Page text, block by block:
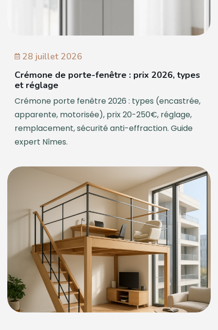
28 juillet 2026
Crémone de porte-fenêtre : prix 2026, types
et réglage
Crémone porte fenêtre 2026 : types (encastrée,
apparente, motorisée), prix 20-250€, réglage,
remplacement, sécurité anti-effraction. Guide
expert Nîmes.